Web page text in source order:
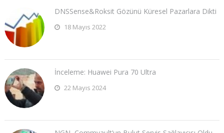
DNSSense&Roksit Gözünü Küresel Pazarlara Dikti
18 Mayıs 2022
İnceleme: Huawei Pura 70 Ultra
22 Mayıs 2024